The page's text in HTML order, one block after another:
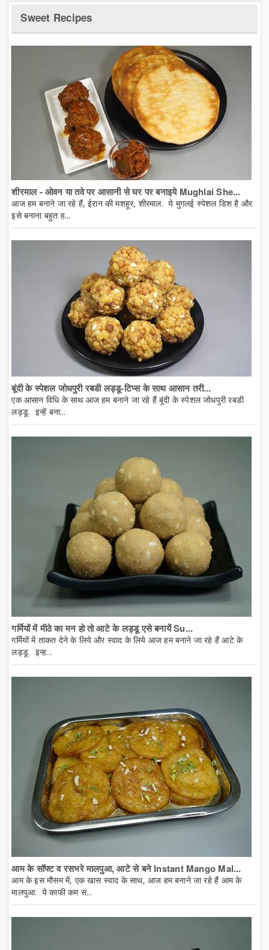
Sweet Recipes
शीरमाल - ओवन या तवे पर आसानी से घर पर बनाइये Mughlai She...
आज हम बनाने जा रहे हैं, ईरान की मशहूर, शीरमाल. ये मुगलई स्पेशल डिश है और
इसे बनाना बहुत ह...
बूंदी के स्पेशल जोधपुरी रबडी लड्डू-टिप्स के साथ आसान तरी...
एक आसान विधि के साथ आज हम बनाने जा रहे हैं बूंदी के स्पेशल जोधपुरी रबडी
लड्डू. इन्हें बना...
गर्मियों में मीठे का मन हो तो आटे के लड्डू एसे बनायें Su...
गर्मियों में ताकत देने के लिये और स्वाद के लिये आज हम बनाने जा रहे हैं आटे के
लड्डू. इन्ह...
आम के सॉफ्ट व रसभरे मालपुआ, आटे से बने Instant Mango Mal...
आम के इस मौसम में, एक खास स्वाद के साथ, आज हम बनाने जा रहे हैं आम के
मालपुआ. ये काफी कम स...